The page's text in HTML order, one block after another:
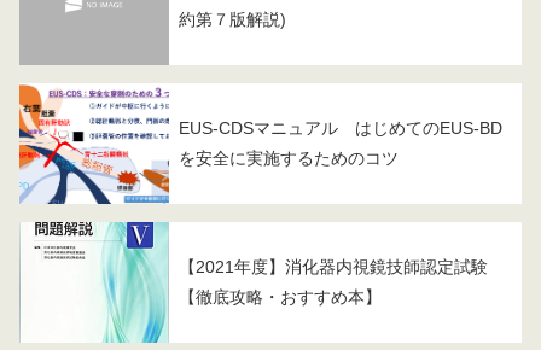
約第７版解説)
EUS-CDSマニュアル はじめてのEUS-BD
を安全に実施するためのコツ
【2021年度】消化器内視鏡技師認定試験
【徹底攻略・おすすめ本】